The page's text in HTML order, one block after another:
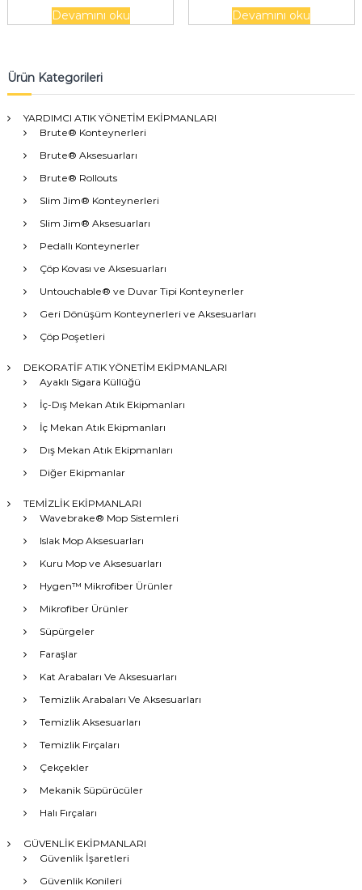
Devamını oku Devamını oku
Ürün Kategorileri
YARDIMCI ATIK YÖNETİM EKİPMANLARI
Brute® Konteynerleri
Brute® Aksesuarları
Brute® Rollouts
Slim Jim® Konteynerleri
Slim Jim® Aksesuarları
Pedallı Konteynerler
Çöp Kovası ve Aksesuarları
Untouchable® ve Duvar Tipi Konteynerler
Geri Dönüşüm Konteynerleri ve Aksesuarları
Çöp Poşetleri
DEKORATİF ATIK YÖNETİM EKİPMANLARI
Ayaklı Sigara Küllüğü
İç-Dış Mekan Atık Ekipmanları
İç Mekan Atık Ekipmanları
Dış Mekan Atık Ekipmanları
Diğer Ekipmanlar
TEMİZLİK EKİPMANLARI
Wavebrake® Mop Sistemleri
Islak Mop Aksesuarları
Kuru Mop ve Aksesuarları
Hygen™ Mikrofiber Ürünler
Mikrofiber Ürünler
Süpürgeler
Faraşlar
Kat Arabaları Ve Aksesuarları
Temizlik Arabaları Ve Aksesuarları
Temizlik Aksesuarları
Temizlik Fırçaları
Çekçekler
Mekanik Süpürücüler
Halı Fırçaları
GÜVENLİK EKİPMANLARI
Güvenlik İşaretleri
Güvenlik Konileri